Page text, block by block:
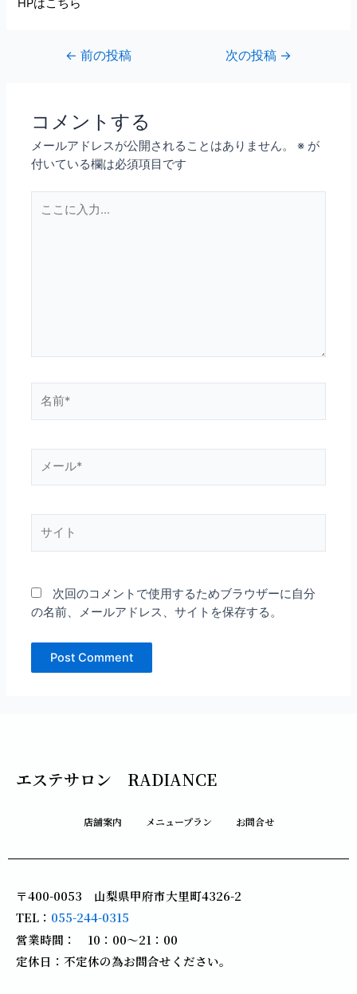
HPはこちら
← 前の投稿 次の投稿 →
コメントする
メールアドレスが公開されることはありません。 ※ が
付いている欄は必須項目です
こ
前
ー
*
次回のコメントで使用するためブラウザーに自分
の名前、メールアドレス、サイトを保存する。
エステサロン RADIANCE
店舗案内 メニュープラン お問合せ
〒400-0053 山梨県甲府市大里町4326-2
TEL： 055-244-0315
営業時間： 10：00～21：00
定休日：不定休の為お問合せください。